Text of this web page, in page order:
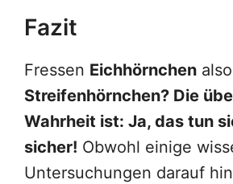
Fazit
Fressen Eichhörnchen also
Streifenhörnchen? Die
Wahrheit ist: Ja, das tun
sicher! Obwohl einige
Untersuchungen darauf